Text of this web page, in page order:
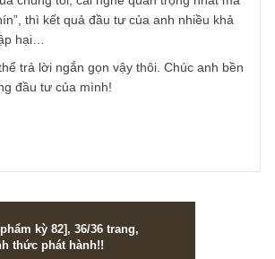
tốt tựa như một người chủ vậy
khi chưa có máy tính, Excel hay những
đã thành công vang dội bởi vì họ đã rèn
năng và trực giác của người chủ nầy đến
cả – là việc bắt buộc ta phải làm tốt (!)
thì cũng chẳng hại gì. Còn nếu ngược
của chúng tôi, cái nghề quan trọng nhất
chín”, thì kết quả đầu tư của anh nhiều khả